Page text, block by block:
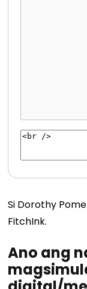
Si Dorothy
FitchInk.
Ano ang